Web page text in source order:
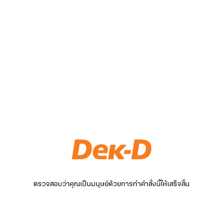
ตรวจสอบว่าคุณเป็นมนุษย์ด้วยการทำคำสั่งนี้ให้เสร็จสิ้น